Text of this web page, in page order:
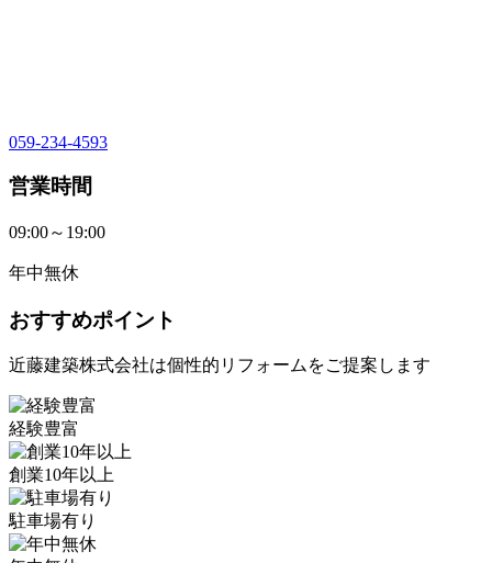
059-234-4593
営業時間
09:00～19:00
年中無休
おすすめポイント
近藤建築株式会社は個性的リフォームをご提案します
経験豊富
創業10年以上
駐車場有り